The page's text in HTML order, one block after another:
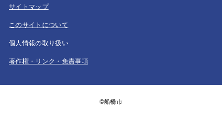
サイトマップ
このサイトについて
個人情報の取り扱い
著作権・リンク・免責事項
©船橋市